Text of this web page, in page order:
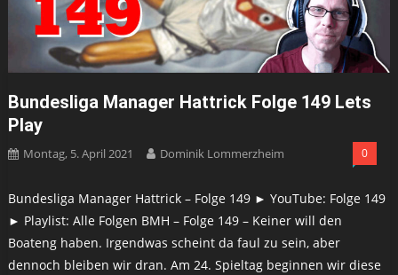
Bundesliga Manager Hattrick Folge 149 Lets
Play
Montag, 5. April 2021 Dominik Lommerzheim 0
Bundesliga Manager Hattrick – Folge 149 ► YouTube: Folge 149
► Playlist: Alle Folgen BMH – Folge 149 – Keiner will den
Boateng haben. Irgendwas scheint da faul zu sein, aber
dennoch bleiben wir dran. Am 24. Spieltag beginnen wir diese